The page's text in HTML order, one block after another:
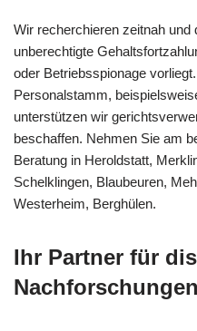
Wir recherchieren zeitnah und
unberechtigte
oder Betriebsspionage
Personalstamm,
unterstützen wir
beschaffen. Nehmen Sie am
Beratung in Heroldstatt,
Schelklingen, Blaubeuren,
Westerheim, Berghülen.
Ihr Partner für